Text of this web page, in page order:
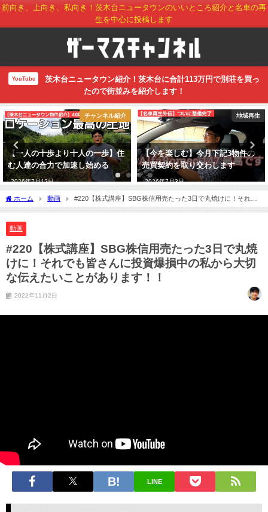
前向き、上向き、私向き！茨木台ニュータウンのいいところ紹介と名車の再
生を中心に投稿します
YouTube
茨木台ニュータウン紹介！茨木台に合計113万円で別荘を買っ
たので街並みを紹介します！
チャンネル紹介
【一人の十歩より十人の一歩】住
む人達の合力で加速し始める
2026年7月12日
地域再生
【今を楽しむ】今月下記3物件の
売買契約を取り交わします
2026年7月3日
ホーム 動画
#220【株式講座】SBG株信用売たった3日で丸焼けに！それで
も皆さんに投資爆損中の私から大切な伝えたいことがあります！！
動画
#220【株式講座】SBG株信用売たった3日で丸焼
けに！それでも皆さんに投資爆損中の私から大切
な伝えたいことがあります！！
2022年11月2日
LINE